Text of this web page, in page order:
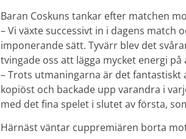
Baran Coskuns tankar efter matchen
– Vi växte successivt in i dagens match
imponerande sätt. Tyvärr blev det
tvingade oss att lägga mycket energi på
– Trots utmaningarna är det
kopiöst och backade upp varandra i
med det fina spelet i slutet av första,
Härnäst väntar cuppremiären borta